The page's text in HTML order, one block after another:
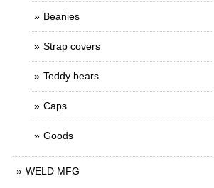
Beanies
Strap covers
Teddy bears
Caps
Goods
WELD MFG